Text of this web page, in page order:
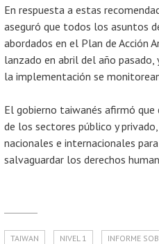
En respuesta a estas
aseguró que todos los asuntos
abordados en el Plan de Acción
lanzado en abril del año
la implementación se
El gobierno taiwanés afirmó
de los sectores público y
nacionales e internacionales
salvaguardar los derechos
TAIWAN NIVEL 1 INFORME